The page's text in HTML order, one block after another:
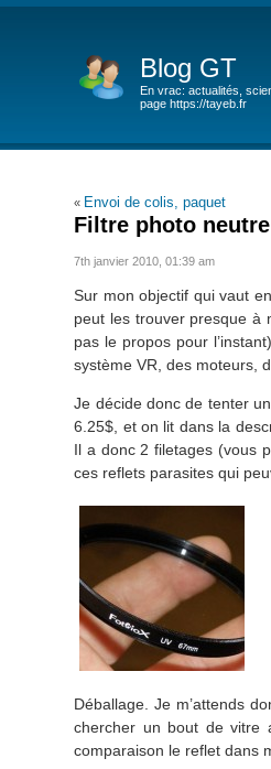
Blog GT
En vrac: actualités,
page https://tayeb.fr
« Envoi de colis, paquet
Filtre photo
7th janvier 2010, 01:39 am
Sur mon objectif qui vaut
peut les trouver presque à
pas le propos pour
système VR, des moteurs,
Je décide donc de tenter
6.25$, et on lit dans la
Il a donc 2 filetages (vous
ces reflets parasites qui
Déballage. Je m’attends
chercher un bout de vitre
comparaison le reflet dans